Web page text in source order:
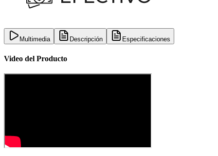
Multimedia Descripción Especificaciones
Video del Producto